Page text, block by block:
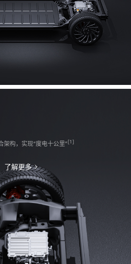
架构，实现“度电十公里”[1]
了解更多